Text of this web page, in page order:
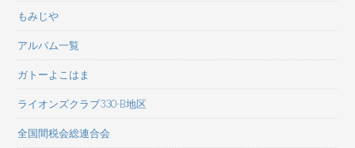
もみじや
アルバム一覧
ガトーよこはま
ライオンズクラブ330-B地区
全国間税会総連合会